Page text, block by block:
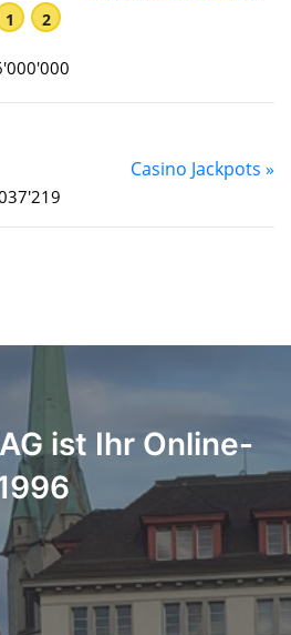
1 2
Casino Jackpots »
ist Ihr Online-